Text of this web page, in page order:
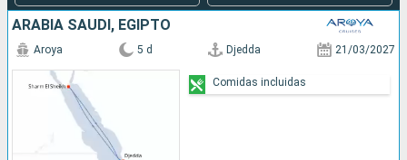
ARABIA SAUDÍ, EGIPTO
Aroya 5 d Djedda 21/03/2027
Comidas incluidas